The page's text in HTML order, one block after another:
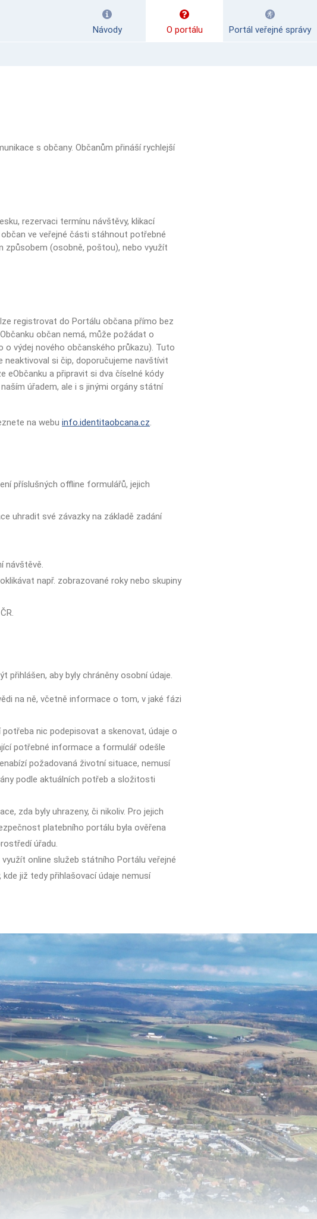
Návody O portálu Portál veřejné správy
s občany. Občanům přináší rychlejší
rezervaci termínu návštěvy, klikací
ve veřejné části stáhnout potřebné
způsobem (osobně, poštou), nebo využít
registrovat do Portálu občana přímo bez
občan nemá, může požádat o
o výdej nového občanského průkazu). Tuto
neaktivoval si čip, doporučujeme navštívit
a připravit si dva číselné kódy
úřadem, ale i s jinými orgány státní
na webu info.identitaobcana.cz.
příslušných offline formulářů, jejich
uhradit své závazky na základě zadání
návštěvě.
např. zobrazované roky nebo skupiny
přihlášen, aby byly chráněny osobní údaje.
na ně, včetně informace o tom, v jaké fázi
nic podepisovat a skenovat, údaje o
potřebné informace a formulář odešle
požadovaná životní situace, nemusí
podle aktuálních potřeb a složitosti
zda byly uhrazeny, či nikoliv. Pro jejich
platebního portálu byla ověřena
úřadu.
online služeb státního Portálu veřejné
již tedy přihlašovací údaje nemusí